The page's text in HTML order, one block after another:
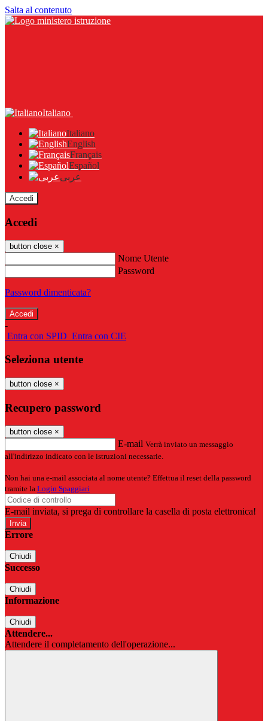
Salta al contenuto
Italiano
Italiano
English
Français
Español
عربى
Accedi
Accedi
button close ×
Nome Utente
Password
Password dimenticata?
-
Entra con SPID Entra con CIE
Seleziona utente
button close ×
Recupero password
button close ×
E-mail Verrà inviato un messaggio
all'indirizzo indicato con le istruzioni necessarie.
Non hai una e-mail associata al nome utente? Effettua il reset della password
tramite la Login Spaggiari
E-mail inviata, si prega di controllare la casella di posta elettronica!
Errore
Chiudi
Successo
Chiudi
Informazione
Chiudi
Attendere...
Attendere il completamento dell'operazione...